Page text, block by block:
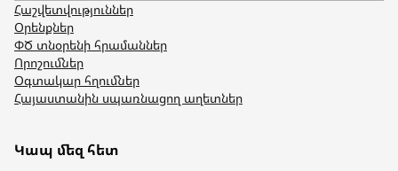
Հաշվետվություններ
Օրենքներ
ՓԾ տնօրենի հրամաններ
Որոշումներ
Օգտակար հղումներ
Հայաստանին սպառնացող աղետներ
Կապ մեզ հետ